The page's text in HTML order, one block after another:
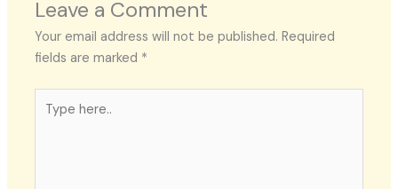
Leave a Comment
Your email address will not be published. Required
fields are marked *
here..